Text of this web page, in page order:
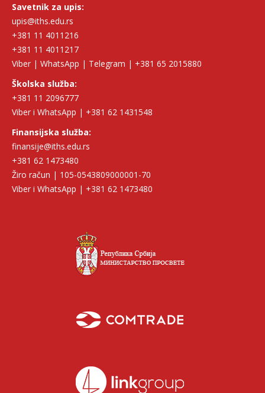
Savetnik za upis:
upis@iths.edu.rs
+381 11 4011216
+381 11 4011217
Viber | WhatsApp | Telegram | +381 65 2015880
Školska služba:
+381 11 2096777
Viber i WhatsApp | +381 62 1431548
Finansijska služba:
finansije@iths.edu.rs
+381 62 1473480
Žiro račun | 105-0543809000001-70
Viber i WhatsApp | +381 62 1473480